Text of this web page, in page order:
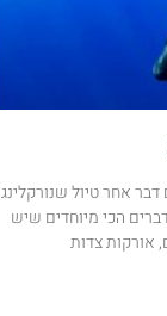
אחר טיול שנורקלינג
הכי מיוחדים שיש
אורקות צדות